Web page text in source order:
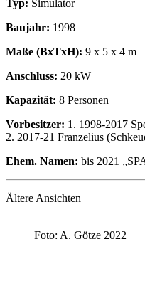
Typ: Simulator
Baujahr: 1998
Maße (BxTxH): 9 x 5 x 4 m
Anschluss: 20 kW
Kapazität: 8 Personen
Vorbesitzer: 1. 1998-2017
2. 2017-21 Franzelius
Ehem. Namen: bis 2021
Ältere Ansichten
Foto: A. Götze 2022